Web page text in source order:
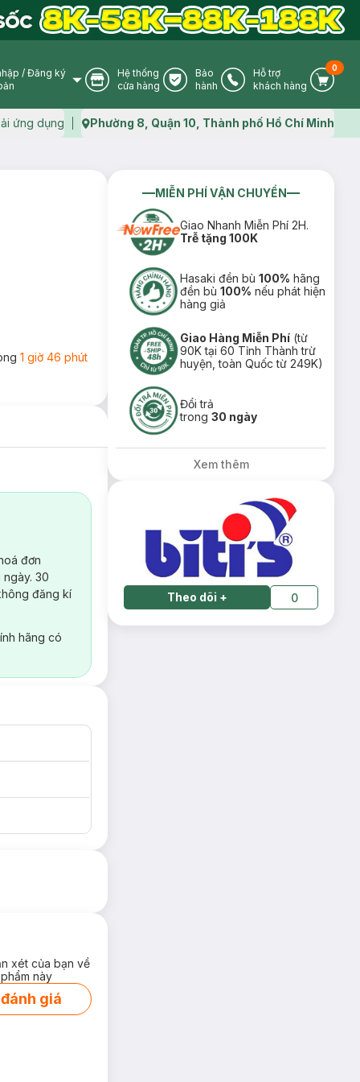
User Icon
/ Đăng ký
Store Icon
Hệ thống
cửa hàng
Warranty Icon
Bảo
hành
Phone Icon
Hỗ trợ
khách hàng
Cart
0
ứng dụng Map icon
Phường 8, Quận 10, Thành phố Hồ Chí Minh
1 giờ 46 phút
đơn
30
đăng kí
hãng có
xét của bạn về
này
giá
MIỄN PHÍ VẬN CHUYỂN
Giao Nhanh Miễn Phí 2H.
Trễ tặng 100K
Hasaki đền bù100% hãng
đền bù100% nếu phát hiện
hàng giả
Giao Hàng Miễn Phí (từ
90K tại 60 Tỉnh Thành trừ
huyện, toàn Quốc từ 249K)
Đổi trả
trong30 ngày
Xem thêm
Theo dõi + 0